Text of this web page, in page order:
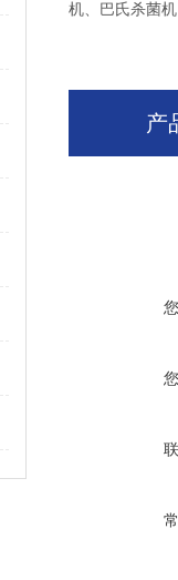
机、巴氏杀菌
产